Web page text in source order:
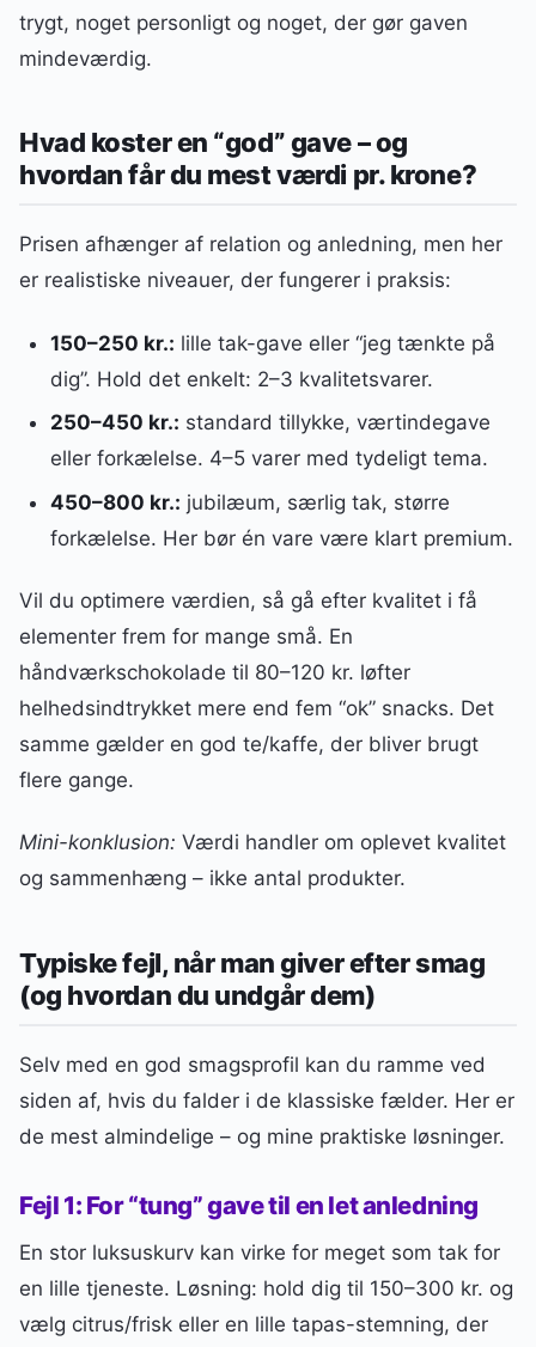
trygt, noget personligt og noget, der gør gaven
mindeværdig.
Hvad koster en “god” gave – og
hvordan får du mest værdi pr. krone?
Prisen afhænger af relation og anledning, men her
er realistiske niveauer, der fungerer i praksis:
150–250 kr.: lille tak-gave eller “jeg tænkte på
dig”. Hold det enkelt: 2–3 kvalitetsvarer.
250–450 kr.: standard tillykke, værtindegave
eller forkælelse. 4–5 varer med tydeligt tema.
450–800 kr.: jubilæum, særlig tak, større
forkælelse. Her bør én vare være klart premium.
Vil du optimere værdien, så gå efter kvalitet i få
elementer frem for mange små. En
håndværkschokolade til 80–120 kr. løfter
helhedsindtrykket mere end fem “ok” snacks. Det
samme gælder en god te/kaffe, der bliver brugt
flere gange.
Mini-konklusion: Værdi handler om oplevet kvalitet
og sammenhæng – ikke antal produkter.
Typiske fejl, når man giver efter smag
(og hvordan du undgår dem)
Selv med en god smagsprofil kan du ramme ved
siden af, hvis du falder i de klassiske fælder. Her er
de mest almindelige – og mine praktiske løsninger.
Fejl 1: For “tung” gave til en let anledning
En stor luksuskurv kan virke for meget som tak for
en lille tjeneste. Løsning: hold dig til 150–300 kr. og
vælg citrus/frisk eller en lille tapas-stemning, der